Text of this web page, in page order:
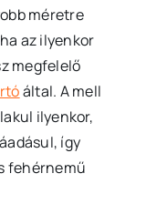
méretre
az ilyenkor
megfelelő
által. A mell
ilyenkor,
így
fehérnemű